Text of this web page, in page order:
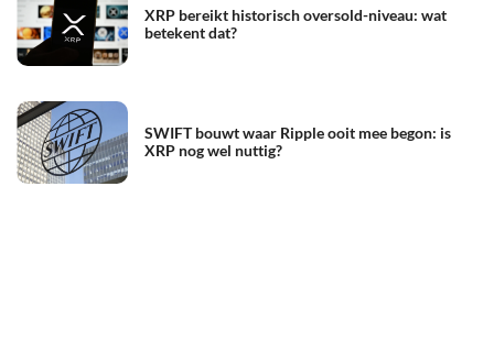
XRP bereikt historisch oversold-niveau: wat
betekent dat?
SWIFT bouwt waar Ripple ooit mee begon: is
XRP nog wel nuttig?